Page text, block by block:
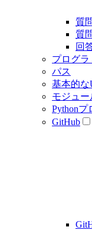
質
質
回
プログ
パス
基本的な
モジュ
Python
GitHub